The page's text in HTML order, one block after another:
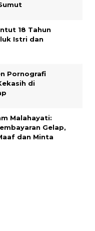
18 Tahun
Istri dan
Pornografi
di
Malahayati:
Gelap,
dan Minta